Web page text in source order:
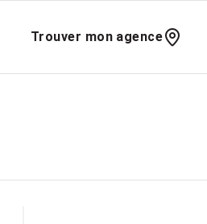
Trouver mon agence